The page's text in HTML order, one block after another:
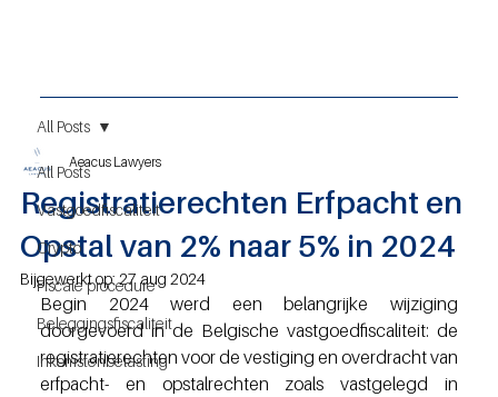
All Posts
Vastgoedfiscaliteit
Crypto
Fiscale procedure
Beleggingsfiscaliteit
Inkomstenbelasting
All Posts
Registratierechten Erfpacht en
Opstal van 2% naar 5% in 2024
Aeacus Lawyers
Bijgewerkt op:27 aug 2024
Begin 2024 werd een belangrijke wijziging
doorgevoerd in de Belgische vastgoedfiscaliteit: de
registratierechten voor de vestiging en overdracht van
erfpacht- en opstalrechten zoals vastgelegd in